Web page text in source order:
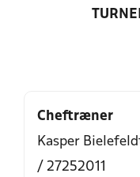
Cheftræner
Kasper
/ 27252011